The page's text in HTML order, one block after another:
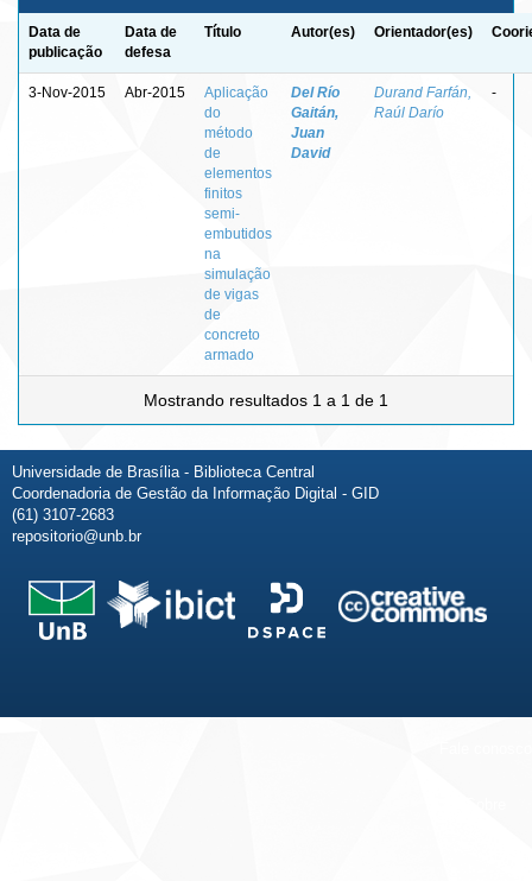
Data de
publicação
Data de
defesa
Título Autor(es) Orientador(es)
3-Nov-2015 Abr-2015
Aplicação
do
método
de
elementos
finitos
semi-
embutidos
na
simulação
de vigas
de
concreto
armado
Del Río
Gaitán,
Juan
David
Durand Farfán,
Raúl Darío
-
Mostrando resultados 1 a 1 de 1
Universidade de Brasília - Biblioteca Central
Coordenadoria de Gestão da Informação Digital - GID
(61) 3107-2683
repositorio@unb.br